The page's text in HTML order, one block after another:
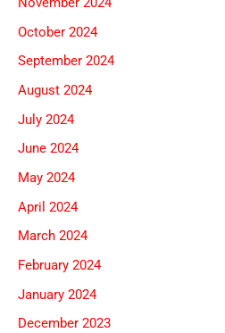
October 2024
September 2024
August 2024
July 2024
June 2024
May 2024
April 2024
March 2024
February 2024
January 2024
December 2023